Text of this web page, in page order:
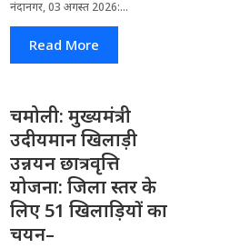
नंदानगर, 03 अगस्त 2026:...
Read More
चमोली: मुख्यमंत्री
उदीयमान खिलाड़ी
उन्नयन छात्रवृत्ति
योजना: जिला स्तर के
लिए 51 खिलाड़ियों का
चयन–